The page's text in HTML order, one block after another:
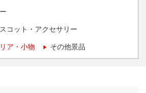
コット・アクセサリー
ア・小物 その他景品